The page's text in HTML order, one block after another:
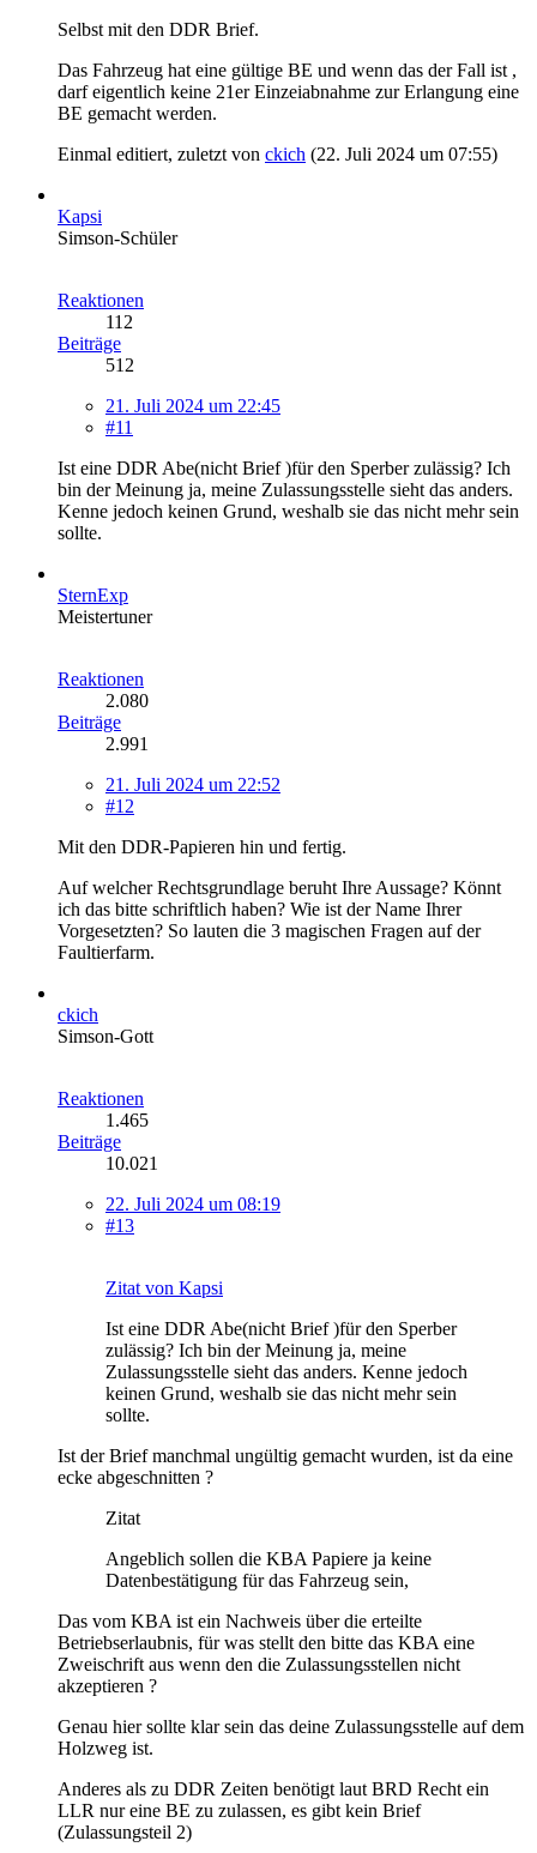
Selbst mit den DDR Brief.
Das Fahrzeug hat eine gültige BE und wenn das der Fall ist ,
darf eigentlich keine 21er Einzeiabnahme zur Erlangung eine
BE gemacht werden.
Einmal editiert, zuletzt von ckich (22. Juli 2024 um 07:55)
Kapsi
Simson-Schüler
Reaktionen
112
Beiträge
512
21. Juli 2024 um 22:45
#11
Ist eine DDR Abe(nicht Brief )für den Sperber zulässig? Ich
bin der Meinung ja, meine Zulassungsstelle sieht das anders.
Kenne jedoch keinen Grund, weshalb sie das nicht mehr sein
sollte.
SternExp
Meistertuner
Reaktionen
2.080
Beiträge
2.991
21. Juli 2024 um 22:52
#12
Mit den DDR-Papieren hin und fertig.
Auf welcher Rechtsgrundlage beruht Ihre Aussage? Könnt
ich das bitte schriftlich haben? Wie ist der Name Ihrer
Vorgesetzten? So lauten die 3 magischen Fragen auf der
Faultierfarm.
ckich
Simson-Gott
Reaktionen
1.465
Beiträge
10.021
22. Juli 2024 um 08:19
#13
Zitat von Kapsi
Ist eine DDR Abe(nicht Brief )für den Sperber
zulässig? Ich bin der Meinung ja, meine
Zulassungsstelle sieht das anders. Kenne jedoch
keinen Grund, weshalb sie das nicht mehr sein
sollte.
Ist der Brief manchmal ungültig gemacht wurden, ist da eine
ecke abgeschnitten ?
Zitat
Angeblich sollen die KBA Papiere ja keine
Datenbestätigung für das Fahrzeug sein,
Das vom KBA ist ein Nachweis über die erteilte
Betriebserlaubnis, für was stellt den bitte das KBA eine
Zweischrift aus wenn den die Zulassungsstellen nicht
akzeptieren ?
Genau hier sollte klar sein das deine Zulassungsstelle auf dem
Holzweg ist.
Anderes als zu DDR Zeiten benötigt laut BRD Recht ein
LLR nur eine BE zu zulassen, es gibt kein Brief
(Zulassungsteil 2)